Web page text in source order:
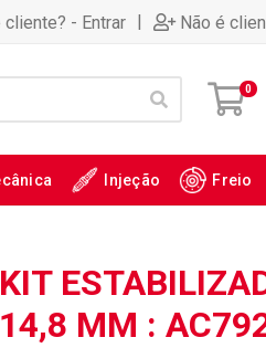
cliente? - Entrar | Não é
0
Injeção Freio
KIT
14,8 MM :